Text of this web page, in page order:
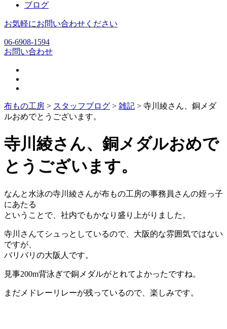
ブログ
お気軽にお問い合わせください
06-6908-1594
お問い合わせ
布もの工房 > スタッフブログ > 雑記 > 寺川綾さん、銅メダ
ルおめでとうございます。
寺川綾さん、銅メダルおめで
とうございます。
なんと水泳の寺川綾さんが布もの工房の事務員さんの姪っ子
にあたる
ということで、社内でもかなり盛り上がりました。
寺川さんてシュっとしているので、大阪的な雰囲気ではない
ですが、
バリバリの大阪人です。
見事200m背泳ぎで銅メダルがとれてよかったですね。
まだメドレーリレーが残っているので、楽しみです。